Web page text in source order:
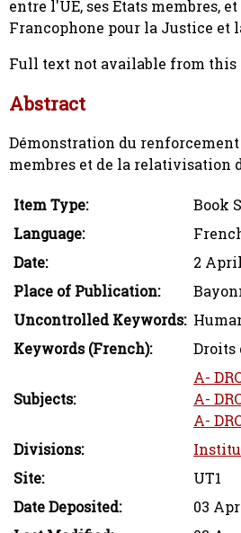
entre l'UE, ses Etats membres,
Francophone pour la Justice et
Full text not available from this
Abstract
Démonstration du
membres et de la relativisation
Item Type:
Book
Language:
Date:
2
Place of Publication:
Uncontrolled Keywords:
Keywords (French):
Droits
Subjects:
A-
A-
A-
Divisions:
Site:
UT1
Date Deposited:
03